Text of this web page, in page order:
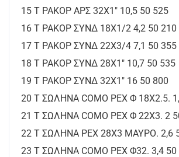
15 Τ ΡΑΚΟΡ ΑΡΣ 32Χ1" 10,5 50 525
16 Τ ΡΑΚΟΡ ΣΥΝΔ 18Χ1/2 4,2 50 210
17 Τ ΡΑΚΟΡ ΣΥΝΔ 22Χ3/4 7,1 50 355
18 Τ ΡΑΚΟΡ ΣΥΝΔ 28Χ1" 10,7 50 535
19 Τ ΡΑΚΟΡ ΣΥΝΔ 32Χ1" 16 50 800
20 Τ ΣΩΛΗΝΑ COMO ΡΕΧ Φ 18Χ2.5.
21 Τ ΣΩΛΗΝΑ COMO ΡΕΧ Φ 22Χ3. 2
22 Τ ΣΩΛΗΝΑ ΡΕΧ 28Χ3 ΜΑΥΡΟ. 2,6
23 Τ ΣΩΛΗΝΑ COMO ΡΕΧ Φ32. 3,4 50